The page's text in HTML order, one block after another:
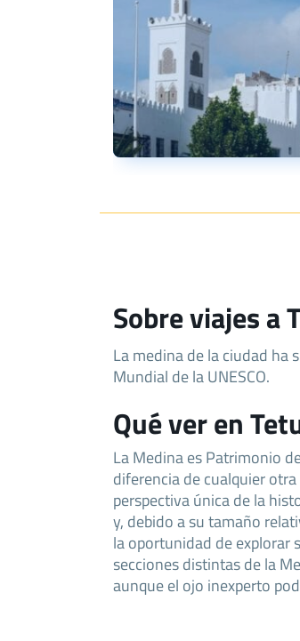
Sobre viajes a
La medina de la ciudad ha
Mundial de la UNESCO.
Qué ver en
La Medina es Patrimonio
diferencia de cualquier
perspectiva única de la
y, debido a su tamaño
la oportunidad de explorar
secciones distintas de la
aunque el ojo inexperto